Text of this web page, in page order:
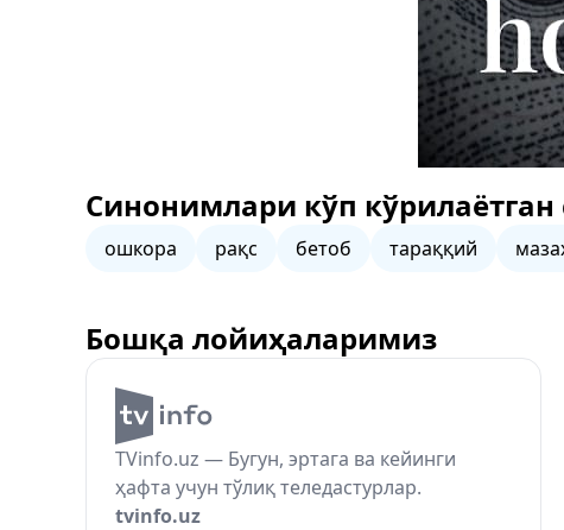
Синонимлари кўп кўрилаётган
ошкора рақс бетоб тараққий
Бошқа лойиҳаларимиз
TVinfo.uz — Бугун, эртага ва кейинги
ҳафта учун тўлиқ теледастурлар.
tvinfo.uz